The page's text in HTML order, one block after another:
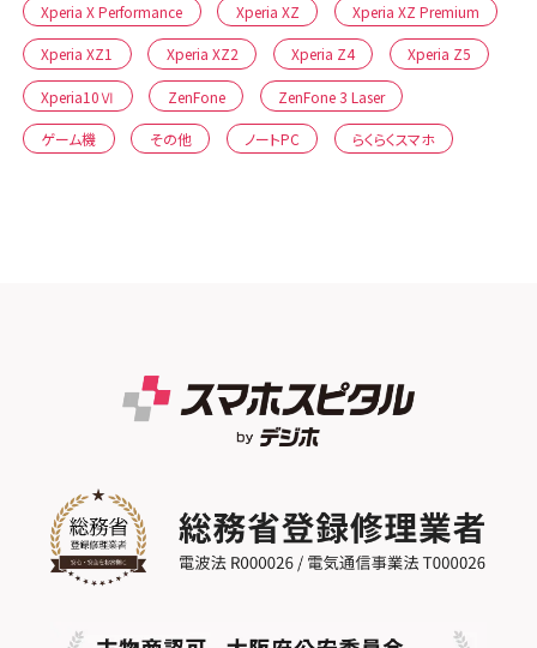
Xperia X Performance Xperia XZ Xperia XZ Premium
Xperia XZ1 Xperia XZ2 Xperia Z4 Xperia Z5
Xperia10Ⅵ ZenFone ZenFone 3 Laser
ゲーム機 その他 ノートPC らくらくスマホ